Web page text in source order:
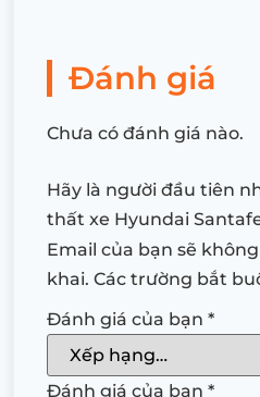
Đánh giá
Chưa có đánh giá nào.
Hãy là người đầu tiên
thất xe Hyundai
Email của bạn sẽ
khai. Các trường bắt
Đánh giá của bạn *
Đánh giá của bạn *